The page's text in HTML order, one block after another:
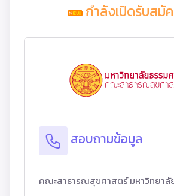
กำลังเปิดรับสมั
สอบถามข้อมูล
คณะสาธารณสุขศาสตร์ มหาวิทยาลั